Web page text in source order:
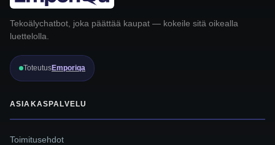
Tekoälychatbot, joka päättää kaupat — kokeile sitä oikealla
luettelolla.
ToteutusEmporiqa
ASIAKASPALVELU
Toimitusehdot